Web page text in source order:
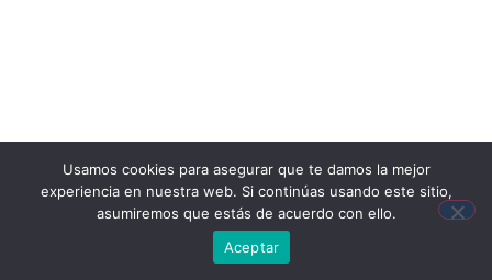
Usamos cookies para asegurar que te damos la mejor
experiencia en nuestra web. Si continúas usando este sitio,
asumiremos que estás de acuerdo con ello.
Aceptar